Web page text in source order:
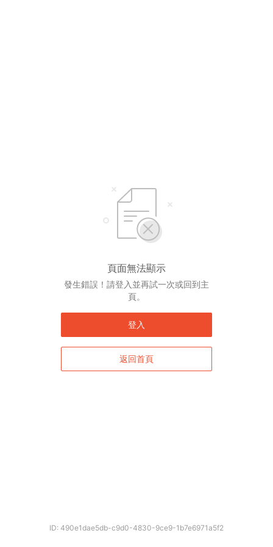
頁面無法顯示
發生錯誤！請登入並再試一次或回到主
頁。
登入
返回首頁
ID: 490e1dae5db-c9d0-4830-9ce9-1b7e6971a5f2